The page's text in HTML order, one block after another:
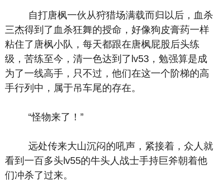
自打唐枫一伙从狩猎场满载而归以后，血杀
三杰得到了血杀狂舞的授命，好像狗皮膏药一样
粘住了唐枫小队，每天都跟在唐枫屁股后头练
级，苦练至今，清一色达到了lv53，勉强算是成
为了一线高手，只不过，他们在这一个阶梯的高
手行列中，属于吊车尾的存在。
“怪物来了！”
远处传来大山沉闷的吼声，紧接着，众人就
看到一百多头lv55的牛头人战士手持巨斧朝着他
们冲杀了过来。